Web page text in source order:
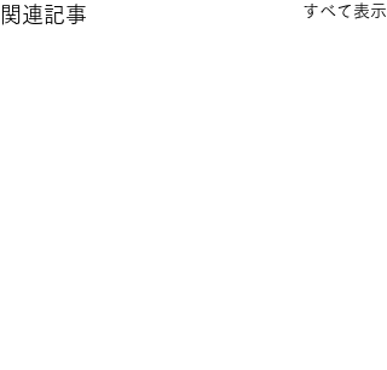
関連記事 すべて表示